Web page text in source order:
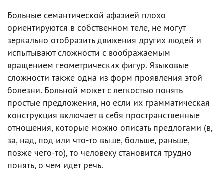
Больные семантической афазией плохо
ориентируются в собственном теле, не могут
зеркально отобразить движения других людей и
испытывают сложности с воображаемым
вращением геометрических фигур. Языковые
сложности также одна из форм проявления этой
болезни. Больной может с легкостью понять
простые предложения, но если их грамматическая
конструкция включает в себя пространственные
отношения, которые можно описать предлогами (в,
за, над, под или что-то выше, больше, раньше,
позже чего-то), то человеку становится трудно
понять, о чем идет речь.